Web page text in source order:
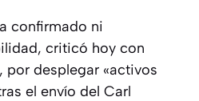
confirmado ni
criticó hoy con
por desplegar «activos
el envío del Carl